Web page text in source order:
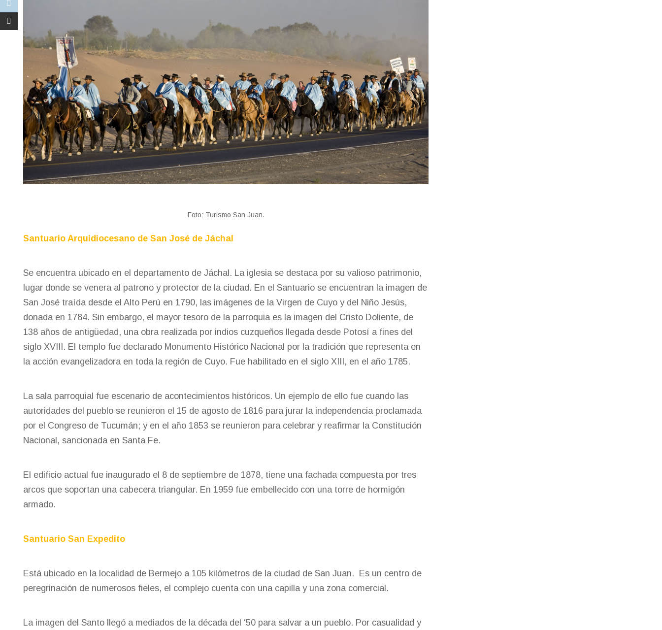
Foto: Turismo San Juan.
Santuario Arquidiocesano de San José de Jáchal
Se encuentra ubicado en el departamento de Jáchal. La iglesia se destaca por su valioso patrimonio,
lugar donde se venera al patrono y protector de la ciudad. En el Santuario se encuentran la imagen de
San José traída desde el Alto Perú en 1790, las imágenes de la Virgen de Cuyo y del Niño Jesús,
donada en 1784. Sin embargo, el mayor tesoro de la parroquia es la imagen del Cristo Doliente, de
138 años de antigüedad, una obra realizada por indios cuzqueños llegada desde Potosí a fines del
siglo XVIII. El templo fue declarado Monumento Histórico Nacional por la tradición que representa en
la acción evangelizadora en toda la región de Cuyo. Fue habilitado en el siglo XIII, en el año 1785.
La sala parroquial fue escenario de acontecimientos históricos. Un ejemplo de ello fue cuando las
autoridades del pueblo se reunieron el 15 de agosto de 1816 para jurar la independencia proclamada
por el Congreso de Tucumán; y en el año 1853 se reunieron para celebrar y reafirmar la Constitución
Nacional, sancionada en Santa Fe.
El edificio actual fue inaugurado el 8 de septiembre de 1878, tiene una fachada compuesta por tres
arcos que soportan una cabecera triangular. En 1959 fue embellecido con una torre de hormigón
armado.
Santuario San Expedito
Está ubicado en la localidad de Bermejo a 105 kilómetros de la ciudad de San Juan. Es un centro de
peregrinación de numerosos fieles, el complejo cuenta con una capilla y una zona comercial.
La imagen del Santo llegó a mediados de la década del ‘50 para salvar a un pueblo. Por casualidad y